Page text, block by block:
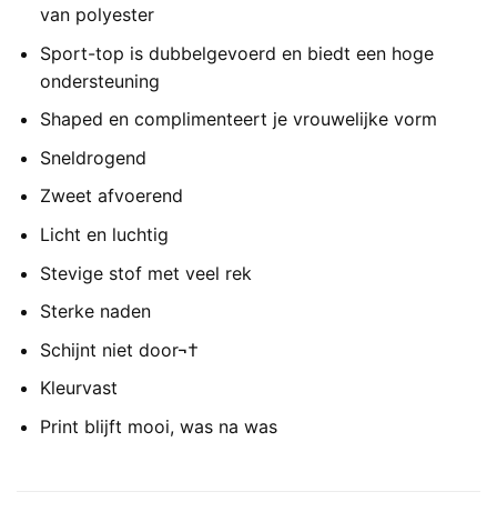
van polyester
Sport-top is dubbelgevoerd en biedt een hoge
ondersteuning
Shaped en complimenteert je vrouwelijke vorm
Sneldrogend
Zweet afvoerend
Licht en luchtig
Stevige stof met veel rek
Sterke naden
Schijnt niet door¬†
Kleurvast
Print blijft mooi, was na was